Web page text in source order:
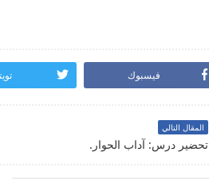
فيسبوك
المقال التالي
تحضير درس: آداب الحوار.